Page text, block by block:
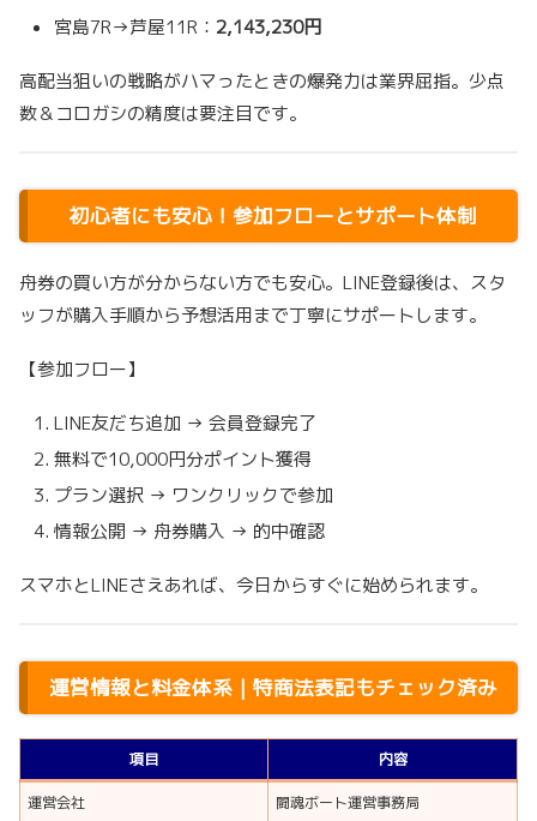
宮島7R→芦屋11R： 2,143,230円
高配当狙いの戦略がハマったときの爆発力は業界屈指。少点
数＆コロガシの精度は要注目です。
初心者にも安心！参加フローとサポート体制
舟券の買い方が分からない方でも安心。LINE登録後は、スタ
ッフが購入手順から予想活用まで丁寧にサポートします。
【参加フロー】
LINE友だち追加 → 会員登録完了
無料で10,000円分ポイント獲得
プラン選択 → ワンクリックで参加
情報公開 → 舟券購入 → 的中確認
スマホとLINEさえあれば、今日からすぐに始められます。
運営情報と料金体系｜特商法表記もチェック済み
項目 内容
運営会社
闘魂ボート運営事務局